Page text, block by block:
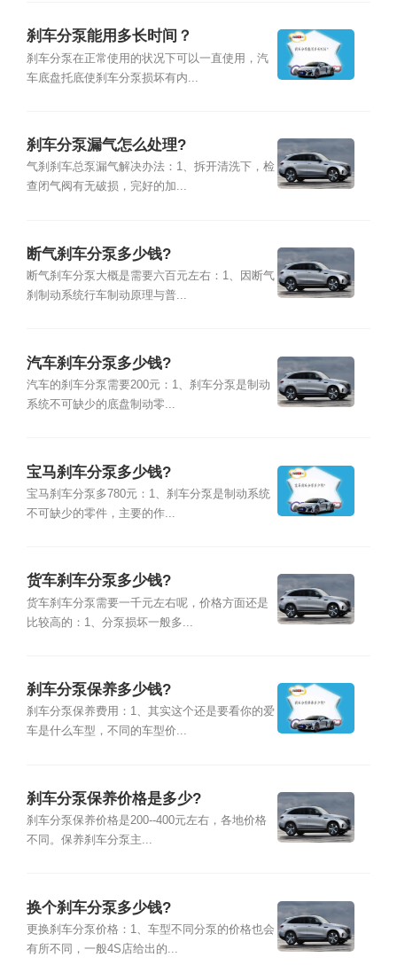
刹车分泵能用多长时间？
刹车分泵在正常使用的状况下可以一直使用，汽
车底盘托底使刹车分泵损坏有内...
刹车分泵漏气怎么处理?
气刹刹车总泵漏气解决办法：1、拆开清洗下，检
查闭气阀有无破损，完好的加...
断气刹车分泵多少钱?
断气刹车分泵大概是需要六百元左右：1、因断气
刹制动系统行车制动原理与普...
汽车刹车分泵多少钱?
汽车的刹车分泵需要200元：1、刹车分泵是制动
系统不可缺少的底盘制动零...
宝马刹车分泵多少钱?
宝马刹车分泵多780元：1、刹车分泵是制动系统
不可缺少的零件，主要的作...
货车刹车分泵多少钱?
货车刹车分泵需要一千元左右呢，价格方面还是
比较高的：1、分泵损坏一般多...
刹车分泵保养多少钱?
刹车分泵保养费用：1、其实这个还是要看你的爱
车是什么车型，不同的车型价...
刹车分泵保养价格是多少?
刹车分泵保养价格是200--400元左右，各地价格
不同。保养刹车分泵主...
换个刹车分泵多少钱?
更换刹车分泵价格：1、车型不同分泵的价格也会
有所不同，一般4S店给出的...